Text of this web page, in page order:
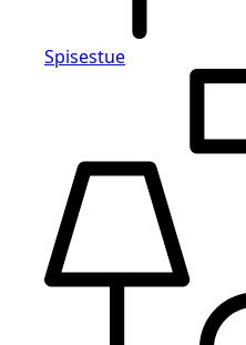
Spisestue